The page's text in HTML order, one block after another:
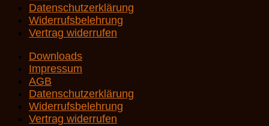
Datenschutzerklärung
Widerrufsbelehrung
Vertrag widerrufen
Downloads
Impressum
AGB
Datenschutzerklärung
Widerrufsbelehrung
Vertrag widerrufen